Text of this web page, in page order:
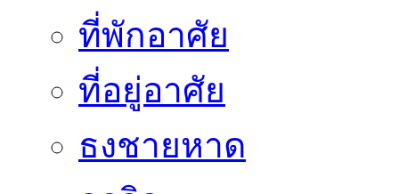
ที่พักอาศัย
ที่อยู่อาศัย
ธงชายหาด